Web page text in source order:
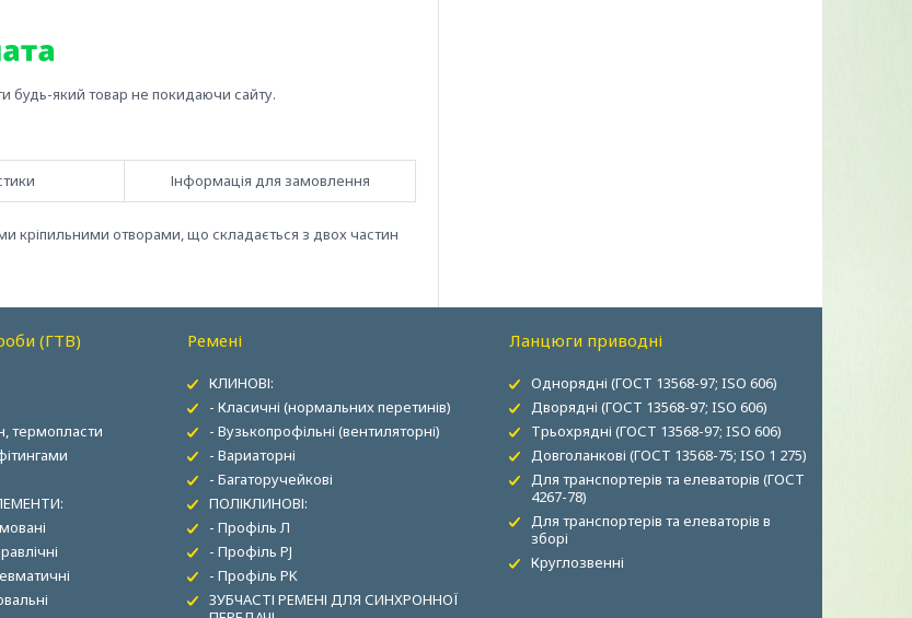
будь-який товар не покидаючи сайту.
Інформація для замовлення
кріпильними отворами, що складається з двох частин
(ГТВ)
термопласти
Ремені
КЛИНОВІ:
- Класичні (нормальних перетинів)
- Вузькопрофільні (вентиляторні)
- Вариаторні
- Багаторучейкові
ПОЛІКЛИНОВІ:
- Профіль Л
- Профіль PJ
- Профіль PK
ЗУБЧАСТІ РЕМЕНІ ДЛЯ СИНХРОННОЇ
Ланцюги приводні
Однорядні (ГОСТ 13568-97; ISO 606)
Дворядні (ГОСТ 13568-97; ISO 606)
Трьохрядні (ГОСТ 13568-97; ISO 606)
Довголанкові (ГОСТ 13568-75; ISO 1 275)
Для транспортерів та елеваторів (ГОСТ
4267-78)
Для транспортерів та елеваторів в
зборі
Круглозвенні